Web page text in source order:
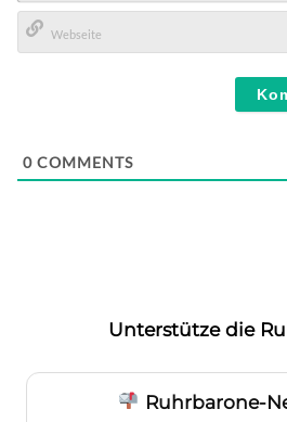
E-
Mail*
0 COMMENTS
Unterstütze die
Ruhrbarone-